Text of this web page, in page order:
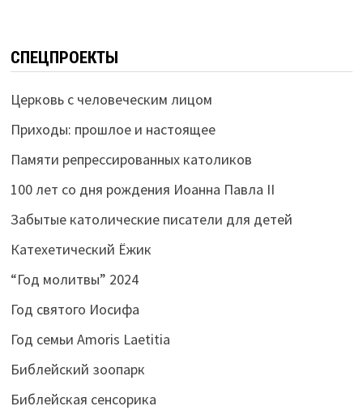
СПЕЦПРОЕКТЫ
Церковь с человеческим лицом
Приходы: прошлое и настоящее
Памяти репрессированных католиков
100 лет со дня рождения Иоанна Павла II
Забытые католические писатели для детей
Катехетический Ёжик
“Год молитвы” 2024
Год святого Иосифа
Год семьи Amoris Laetitia
Библейский зоопарк
Библейская сенсорика